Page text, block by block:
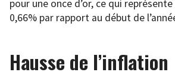
pour une once d’or, ce qui
0,66% par rapport au début de
Hausse de l’inflation